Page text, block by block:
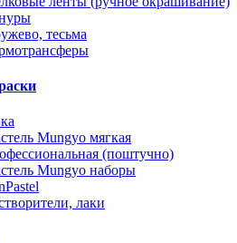
тесьма
Mungyo мягкая
(поштучно)
Mungyo наборы
лаки